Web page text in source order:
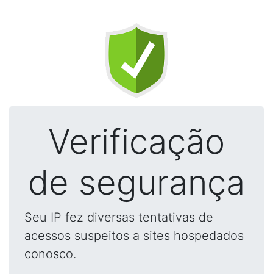
Verificação
de segurança
Seu IP fez diversas tentativas de
acessos suspeitos a sites hospedados
conosco.